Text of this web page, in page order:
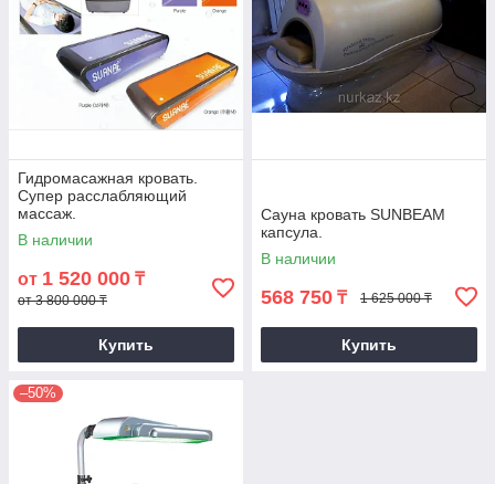
Гидромасажная кровать.
Супер расслабляющий
массаж.
В наличии
от 1 520 000 ₸
от 3 800 000 ₸
Купить
Сауна кровать SUNBEAM
капсула.
В наличии
568 750 ₸ 1 625 000 ₸
Купить
–50%